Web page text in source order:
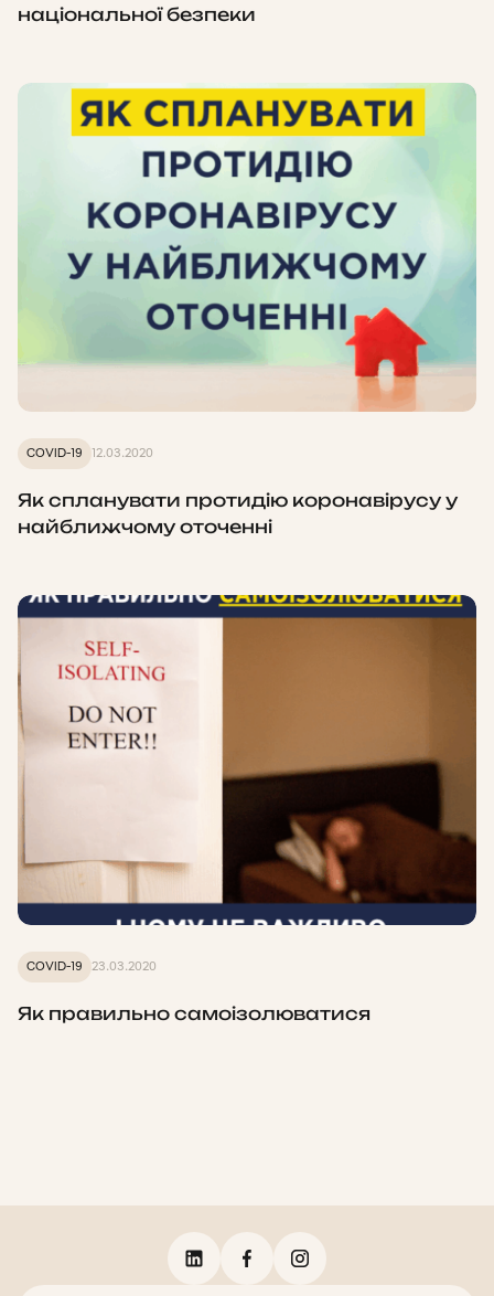
національної безпеки
COVID-19 12.03.2020
Як спланувати протидію коронавірусу у
найближчому оточенні
COVID-19 23.03.2020
Як правильно самоізолюватися